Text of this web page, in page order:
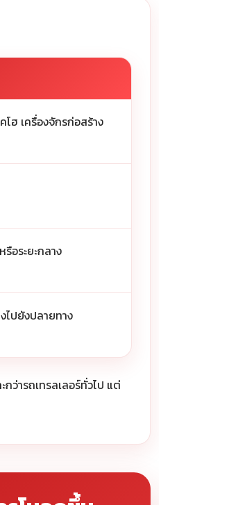
ฮ เครื่องจักรก่อสร้าง
อระยะกลาง
ปยังปลายทาง
ว่ารถเทรลเลอร์ทั่วไป แต่